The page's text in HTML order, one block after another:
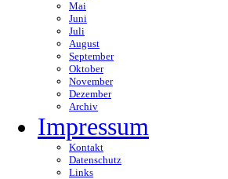
Mai
Juni
Juli
August
September
Oktober
November
Dezember
Archiv
Impressum
Kontakt
Datenschutz
Links